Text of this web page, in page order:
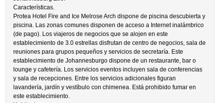
Características.
Protea Hotel Fire and Ice Melrose Arch dispone de piscina descubierta y
piscina. Las zonas comunes disponen de acceso a Internet inalámbrico
(de pago). Los viajeros de negocios que se alojen en este
establecimiento de 3.0 estrellas disfrutan de centro de negocios, sala de
reuniones para grupos pequeños y servicios de secretaría. Este
establecimiento de Johannesburgo dispone de un restaurante, bar o
lounge y cafetería. Los servicios eventos incluyen sala de conferencias
y sala de recepciones. Entre los servicios adicionales figuran
lavandería, jardín y vestíbulo con chimenea. Está prohibido fumar en
este establecimiento.